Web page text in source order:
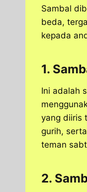
Sambal
beda,
kepada
1.
Ini adalah
yang diiris
gurih,
teman
2.